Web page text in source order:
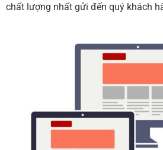
chất lượng nhất gửi đến quý khách